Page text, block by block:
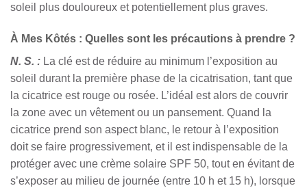
soleil plus douloureux et potentiellement plus graves.
À Mes Kôtés : Quelles sont les précautions à prendre ?
N. S. : La clé est de réduire au minimum l’exposition au
soleil durant la première phase de la cicatrisation, tant que
la cicatrice est rouge ou rosée. L’idéal est alors de couvrir
la zone avec un vêtement ou un pansement. Quand la
cicatrice prend son aspect blanc, le retour à l’exposition
doit se faire progressivement, et il est indispensable de la
protéger avec une crème solaire SPF 50, tout en évitant de
s’exposer au milieu de journée (entre 10 h et 15 h), lorsque